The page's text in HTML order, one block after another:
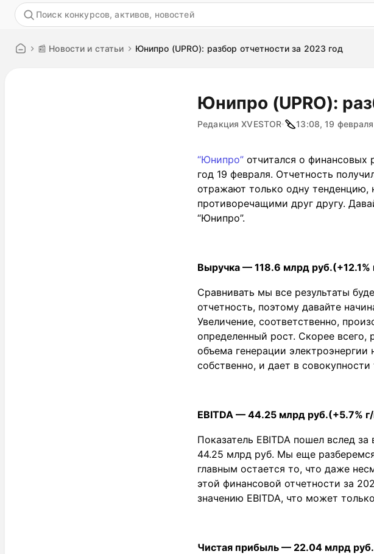
📰 Новости и статьи Юнипро (UPRO): разбор отчетности за 2023 год
Юнипро (UPRO):
Редакция XVESTOR 13:08, 19
“Юнипро” отчитался о финансовых
год 19 февраля. Отчетность
отражают только одну тенденцию,
противоречащими друг другу.
“Юнипро”.
Выручка — 118.6 млрд руб.(+12.1%
Сравнивать мы все результаты
отчетность, поэтому давайте
Увеличение, соответственно,
определенный рост. Скорее всего,
объема генерации
собственно, и дает в
EBITDA — 44.25 млрд руб.(+5.7% г/
Показатель EBITDA пошел вслед
44.25 млрд руб. Мы еще
главным остается то, что даже
этой финансовой отчетности за
значению EBITDA, что может
Чистая прибыль — 22.04 млрд